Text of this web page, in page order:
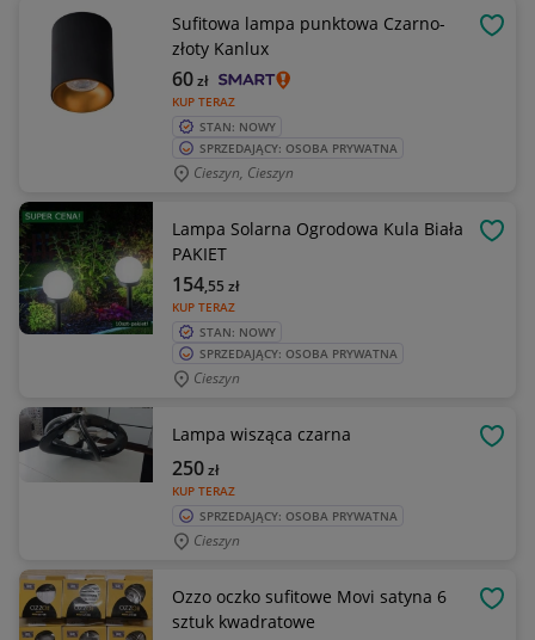
Sufitowa lampa punktowa Czarno-
złoty Kanlux
KUP TERAZ
60zł
STAN: NOWY
SPRZEDAJĄCY: OSOBA PRYWATNA
Cieszyn, Cieszyn
Lampa Solarna Ogrodowa Kula Biała
PAKIET
KUP TERAZ
154,55 zł
STAN: NOWY
SPRZEDAJĄCY: OSOBA PRYWATNA
Cieszyn
Lampa wisząca czarna
KUP TERAZ
250zł
SPRZEDAJĄCY: OSOBA PRYWATNA
Cieszyn
Ozzo oczko sufitowe Movi satyna 6
sztuk kwadratowe